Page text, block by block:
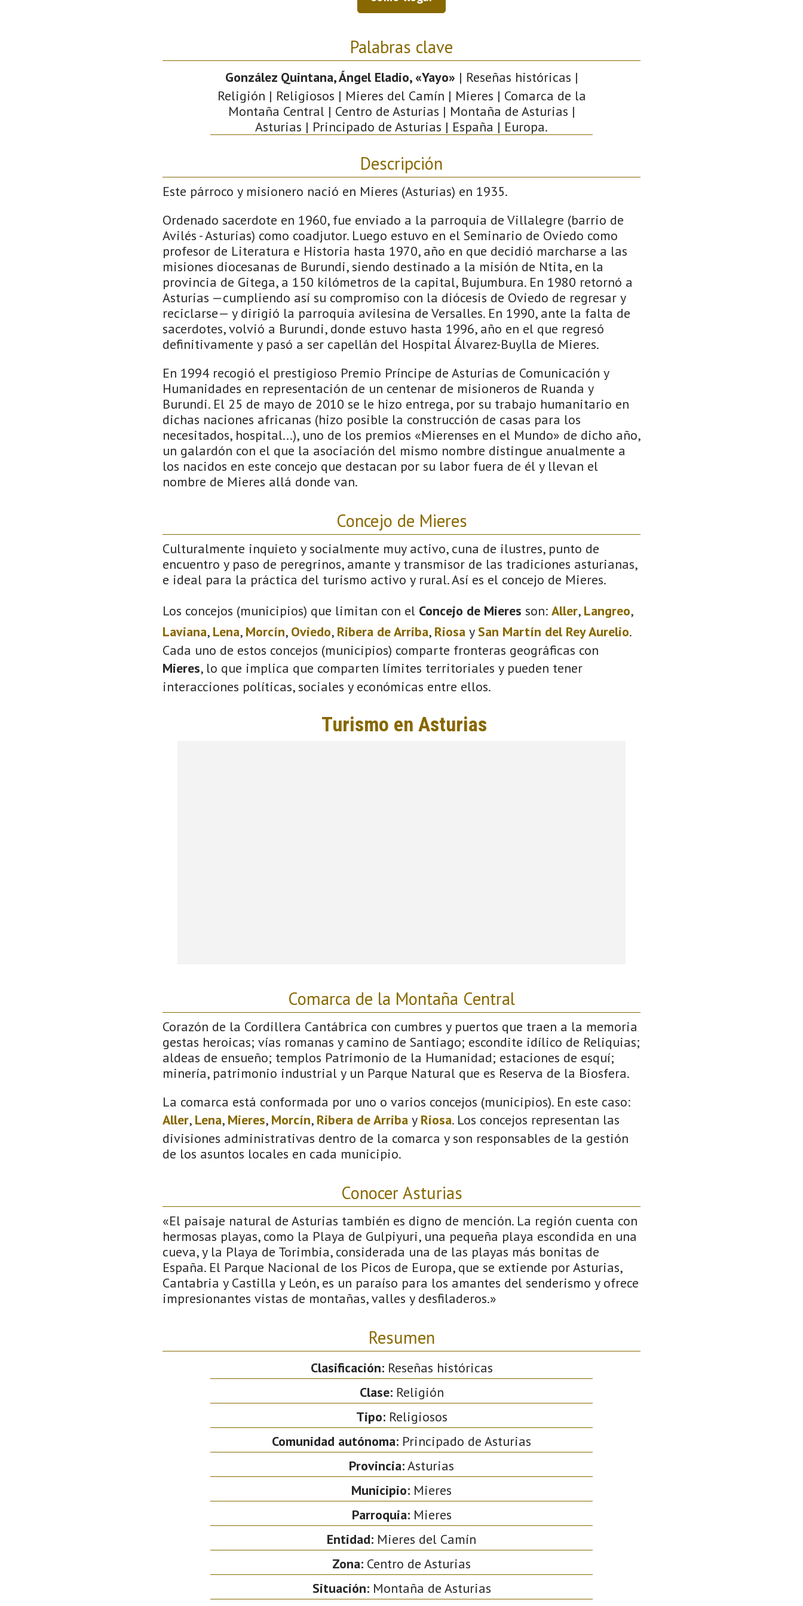
Palabras clave
González Quintana, Ángel Eladio, «Yayo» | Reseñas históricas |
Religión | Religiosos | Mieres del Camín | Mieres | Comarca de la
Montaña Central | Centro de Asturias | Montaña de Asturias |
Asturias | Principado de Asturias | España | Europa.
Descripción
Este párroco y misionero nació en Mieres (Asturias) en 1935.
Ordenado sacerdote en 1960, fue enviado a la parroquia de Villalegre (barrio de
Avilés - Asturias) como coadjutor. Luego estuvo en el Seminario de Oviedo como
profesor de Literatura e Historia hasta 1970, año en que decidió marcharse a las
misiones diocesanas de Burundi, siendo destinado a la misión de Ntita, en la
provincia de Gitega, a 150 kilómetros de la capital, Bujumbura. En 1980 retornó a
Asturias —cumpliendo así su compromiso con la diócesis de Oviedo de regresar y
reciclarse— y dirigió la parroquia avilesina de Versalles. En 1990, ante la falta de
sacerdotes, volvió a Burundi, donde estuvo hasta 1996, año en el que regresó
definitivamente y pasó a ser capellán del Hospital Álvarez-Buylla de Mieres.
En 1994 recogió el prestigioso Premio Príncipe de Asturias de Comunicación y
Humanidades en representación de un centenar de misioneros de Ruanda y
Burundi. El 25 de mayo de 2010 se le hizo entrega, por su trabajo humanitario en
dichas naciones africanas (hizo posible la construcción de casas para los
necesitados, hospital...), uno de los premios «Mierenses en el Mundo» de dicho año,
un galardón con el que la asociación del mismo nombre distingue anualmente a
los nacidos en este concejo que destacan por su labor fuera de él y llevan el
nombre de Mieres allá donde van.
Concejo de Mieres
Culturalmente inquieto y socialmente muy activo, cuna de ilustres, punto de
encuentro y paso de peregrinos, amante y transmisor de las tradiciones asturianas,
e ideal para la práctica del turismo activo y rural. Así es el concejo de Mieres.
Los concejos (municipios) que limitan con el Concejo de Mieres son: Aller, Langreo,
Laviana, Lena, Morcín, Oviedo, Ribera de Arriba, Riosa ySan Martín del Rey Aurelio.
Cada uno de estos concejos (municipios) comparte fronteras geográficas con
Mieres, lo que implica que comparten límites territoriales y pueden tener
interacciones políticas, sociales y económicas entre ellos.
Comarca de la Montaña Central
Corazón de la Cordillera Cantábrica con cumbres y puertos que traen a la memoria
gestas heroicas; vías romanas y camino de Santiago; escondite idílico de Reliquias;
aldeas de ensueño; templos Patrimonio de la Humanidad; estaciones de esquí;
minería, patrimonio industrial y un Parque Natural que es Reserva de la Biosfera.
La comarca está conformada por uno o varios concejos (municipios). En este caso:
Aller, Lena, Mieres, Morcín, Ribera de Arriba y Riosa. Los concejos representan las
divisiones administrativas dentro de la comarca y son responsables de la gestión
de los asuntos locales en cada municipio.
Conocer Asturias
«El paisaje natural de Asturias también es digno de mención. La región cuenta con
hermosas playas, como la Playa de Gulpiyuri, una pequeña playa escondida en una
cueva, y la Playa de Torimbia, considerada una de las playas más bonitas de
España. El Parque Nacional de los Picos de Europa, que se extiende por Asturias,
Cantabria y Castilla y León, es un paraíso para los amantes del senderismo y ofrece
impresionantes vistas de montañas, valles y desfiladeros.»
Resumen
Clasificación:Reseñas históricas
Clase:Religión
Tipo:Religiosos
Comunidad autónoma: Principado de Asturias
Provincia:Asturias
Municipio: Mieres
Parroquia:Mieres
Entidad: Mieres del Camín
Zona: Centro de Asturias
Situación:Montaña de Asturias